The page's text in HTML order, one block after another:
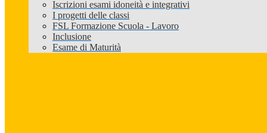
Iscrizioni esami idoneità e integrativi
I progetti delle classi
FSL Formazione Scuola - Lavoro
Inclusione
Esame di Maturità